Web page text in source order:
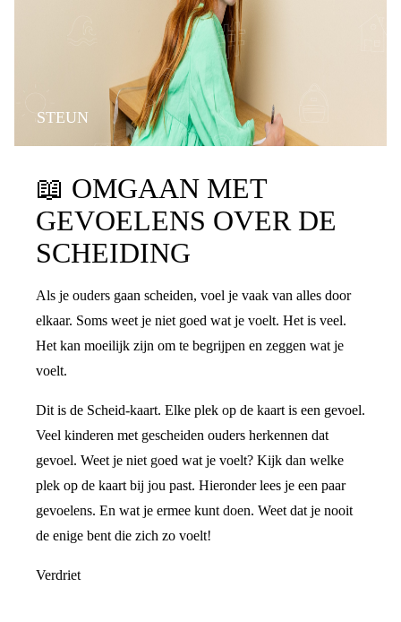
STEUN
📖 OMGAAN MET
GEVOELENS OVER DE
SCHEIDING
Als je ouders gaan scheiden, voel je vaak van alles door
elkaar. Soms weet je niet goed wat je voelt. Het is veel.
Het kan moeilijk zijn om te begrijpen en zeggen wat je
voelt.
Dit is de Scheid-kaart. Elke plek op de kaart is een gevoel.
Veel kinderen met gescheiden ouders herkennen dat
gevoel. Weet je niet goed wat je voelt? Kijk dan welke
plek op de kaart bij jou past. Hieronder lees je een paar
gevoelens. En wat je ermee kunt doen. Weet dat je nooit
de enige bent die zich zo voelt!
Verdriet